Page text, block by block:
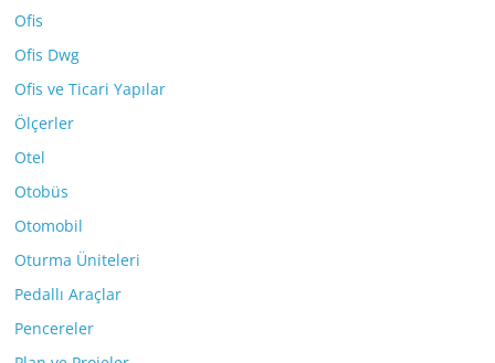
Ofis
Ofis Dwg
Ofis ve Ticari Yapılar
Ölçerler
Otel
Otobüs
Otomobil
Oturma Üniteleri
Pedallı Araçlar
Pencereler